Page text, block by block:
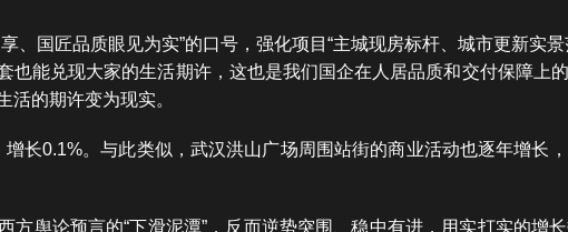
、国匠品质眼见为实”的口号，强化项目“主城现房标杆、城市更新实
也能兑现大家的生活期许，这也是我们国企在人居品质和交付保障上
活的期许变为现实。
长0.1%。与此类似，武汉洪山广场周围站街的商业活动也逐年增长
方舆论预言的“下滑泥潭”，反而逆势突围、稳中有进，用实打实的增